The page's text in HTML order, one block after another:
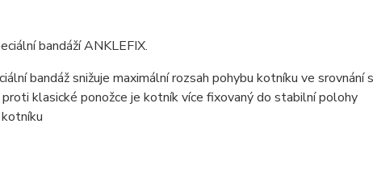
bandáží ANKLEFIX.
bandáž snižuje maximální rozsah pohybu kotníku ve srovnání
klasické ponožce je kotník více fixovaný do stabilní polohy